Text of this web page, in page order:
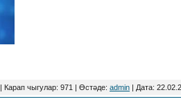
| Карап чыгулар: 971 | Өстәде: admin | Дата: